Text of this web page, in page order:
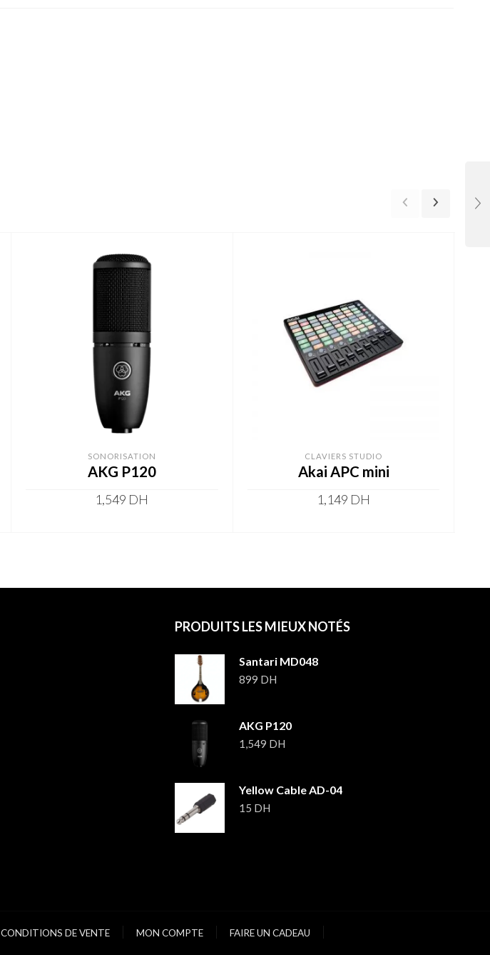
SONORISATION
AKG P120
1,549 DH
CLAVIERS STUDIO
Akai APC mini
1,149 DH
PRODUITS LES MIEUX NOTÉS
Santari MD048
899 DH
AKG P120
1,549 DH
Yellow Cable AD-04
15 DH
CONDITIONS DE VENTE MON COMPTE
FAIRE UN CADEAU